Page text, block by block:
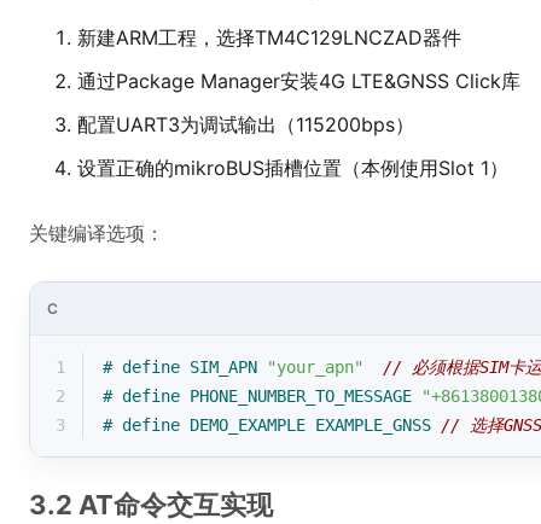
新建ARM工程，选择TM4C129LNCZAD器件
通过Package Manager安装4G LTE&GNSS Click库
配置UART3为调试输出（115200bps）
设置正确的mikroBUS插槽位置（本例使用Slot 1）
关键编译选项：
C
1 # define SIM_APN "your_apn"
// 必须根据SIM卡
2
# define PHONE_NUMBER_TO_MESSAGE
3
# define DEMO_EXAMPLE EXAMPLE_GNSS // 选择
3.2 AT命令交互实现